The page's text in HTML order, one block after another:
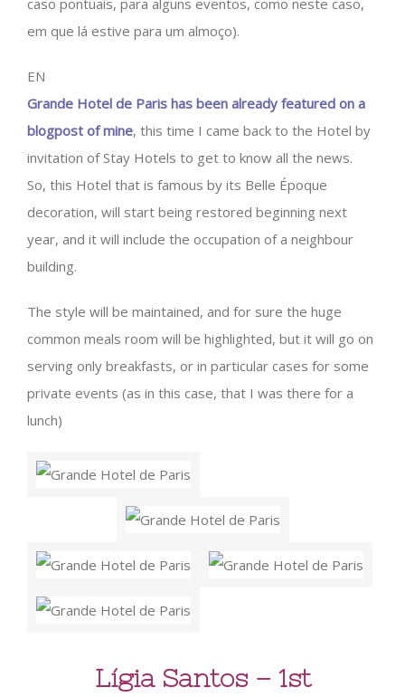
caso pontuais, para alguns eventos, como neste caso,
em que lá estive para um almoço).
EN
Grande Hotel de Paris has been already featured on a
blogpost of mine, this time I came back to the Hotel by
invitation of Stay Hotels to get to know all the news.
So, this Hotel that is famous by its Belle Époque
decoration, will start being restored beginning next
year, and it will include the occupation of a neighbour
building.
The style will be maintained, and for sure the huge
common meals room will be highlighted, but it will go on
serving only breakfasts, or in particular cases for some
private events (as in this case, that I was there for a
lunch)
Lígia Santos – 1st